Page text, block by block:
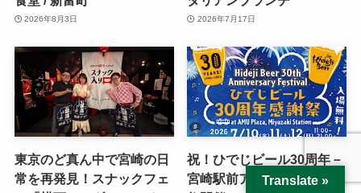
2026年8月3日 2026年7月17日
東京のど真ん中で宮崎の日
常を再発見！スナックフェ
祝！ひでじビール30周年－
宮崎駅前アミュ広場で感謝
Translate »